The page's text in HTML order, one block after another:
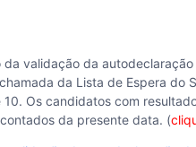
da validação da
da Lista de Espera do
Os candidatos com
da presente data. (